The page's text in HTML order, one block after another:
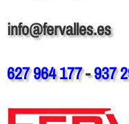
info@fervalles.es
627 964 177-937